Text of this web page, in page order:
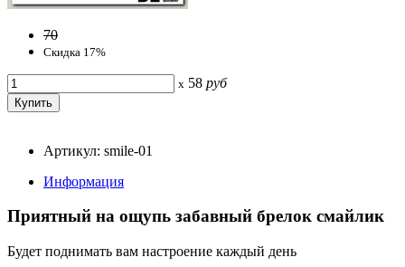
70
Скидка 17%
x 58 руб
Артикул: smile-01
Информация
Приятный на ощупь забавный брелок смайлик
Будет поднимать вам настроение каждый день